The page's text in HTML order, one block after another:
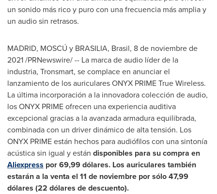
un sonido más rico y puro con una frecuencia más amplia y
un audio sin retrasos.
MADRID, MOSCÚ y BRASILIA, Brasil, 8 de noviembre de
2021 /PRNewswire/ -- La marca de audio líder de la
industria, Tronsmart, se complace en anunciar el
lanzamiento de los auriculares ONYX PRIME True Wireless.
La última incorporación a la innovadora colección de audio,
los ONYX PRIME ofrecen una experiencia auditiva
excepcional gracias a la avanzada armadura equilibrada,
combinada con un driver dinámico de alta tensión. Los
ONYX PRIME están hechos para audiófilos con una sintonía
acústica sin igual y están disponibles para su compra en
Aliexpress por 69,99 dólares. Los auriculares también
estarán a la venta el 11 de noviembre por sólo 47,99
dólares (22 dólares de descuento).